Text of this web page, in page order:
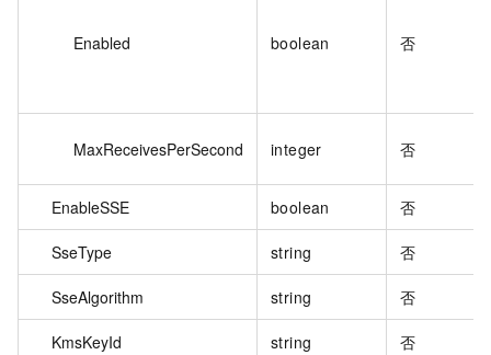
Enabled boolean 否
MaxReceivesPerSecond integer 否
EnableSSE boolean 否
SseType string 否
SseAlgorithm string 否
KmsKeyId string 否